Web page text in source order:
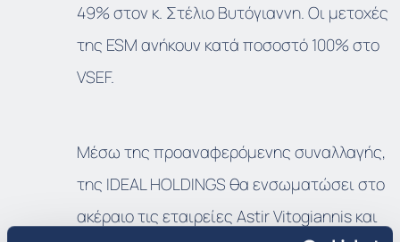
49% στον κ. Στέλιο Βυτόγιαννη. Οι μετοχές
της ESM ανήκουν κατά ποσοστό 100% στο
VSEF.
Μέσω της προαναφερόμενης συναλλαγής,
της IDEAL HOLDINGS θα ενσωματώσει στο
ακέραιο τις εταιρείες Astir Vitogiannis και